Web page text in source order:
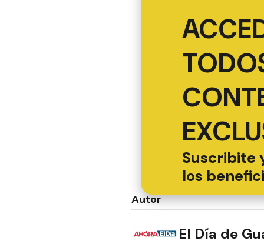
Suscribite
los
Autor
El Día de